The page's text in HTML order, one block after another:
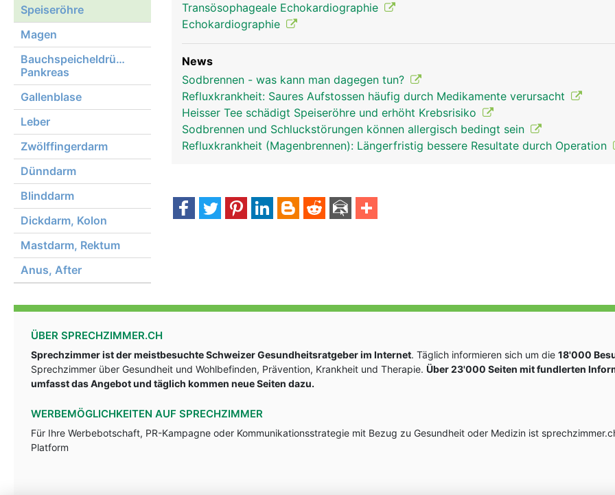
Speiseröhre
Magen
Bauchspeicheldrüse,
Pankreas
Gallenblase
Leber
Zwölffingerdarm
Dünndarm
Blinddarm
Dickdarm, Kolon
Mastdarm, Rektum
Anus, After
Transösophageale Echokardiographie
Echokardiographie
News
Sodbrennen - was kann man dagegen tun?
Refluxkrankheit: Saures Aufstossen häufig durch Medikamente verursacht
Heisser Tee schädigt Speiseröhre und erhöht Krebsrisiko
Sodbrennen und Schluckstörungen können allergisch bedingt sein
Refluxkrankheit (Magenbrennen): Längerfristig bessere Resultate durch Operation
ÜBER SPRECHZIMMER.CH
Sprechzimmer ist der meistbesuchte Schweizer Gesundheitsratgeber im Internet. Täglich informieren sich um die 18'000
Sprechzimmer über Gesundheit und Wohlbefinden, Prävention, Krankheit und Therapie. Über 23'000 Seiten mit fundlerten
umfasst das Angebot und täglich kommen neue Seiten dazu.
WERBEMÖGLICHKEITEN AUF SPRECHZIMMER
Für Ihre Werbebotschaft, PR-Kampagne oder Kommunikationsstrategie mit Bezug zu Gesundheit oder Medizin ist
Platform